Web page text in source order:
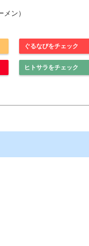
ン）
ぐるなびをチェック
ヒトサラをチェック